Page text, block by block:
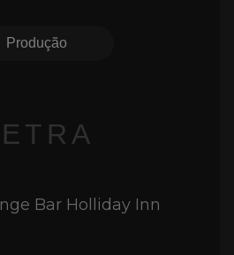
Produção
Bar Holliday Inn